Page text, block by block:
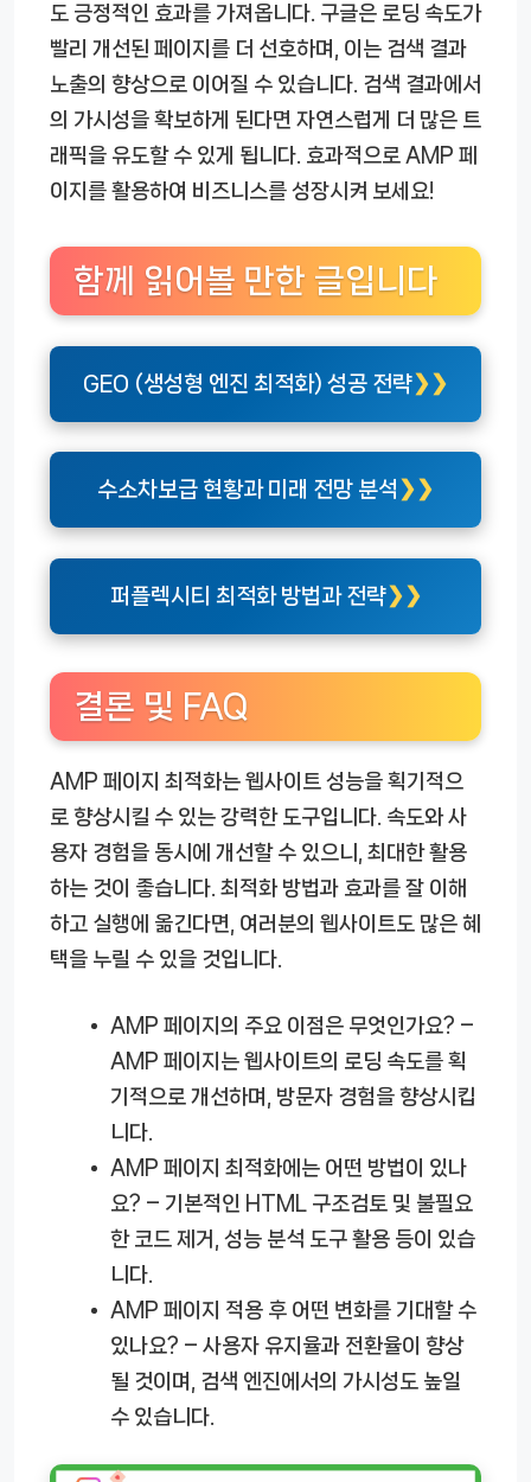
도 긍정적인 효과를 가져옵니다. 구글은 로딩 속도가
빨리 개선된 페이지를 더 선호하며, 이는 검색 결과
노출의 향상으로 이어질 수 있습니다. 검색 결과에서
의 가시성을 확보하게 된다면 자연스럽게 더 많은 트
래픽을 유도할 수 있게 됩니다. 효과적으로 AMP 페
이지를 활용하여 비즈니스를 성장시켜 보세요!
함께 읽어볼 만한 글입니다
GEO (생성형 엔진 최적화) 성공 전략
수소차보급 현황과 미래 전망 분석
퍼플렉시티 최적화 방법과 전략
결론 및 FAQ
AMP 페이지 최적화는 웹사이트 성능을 획기적으
로 향상시킬 수 있는 강력한 도구입니다. 속도와 사
용자 경험을 동시에 개선할 수 있으니, 최대한 활용
하는 것이 좋습니다. 최적화 방법과 효과를 잘 이해
하고 실행에 옮긴다면, 여러분의 웹사이트도 많은 혜
택을 누릴 수 있을 것입니다.
AMP 페이지의 주요 이점은 무엇인가요? –
AMP 페이지는 웹사이트의 로딩 속도를 획
기적으로 개선하며, 방문자 경험을 향상시킵
니다.
AMP 페이지 최적화에는 어떤 방법이 있나
요? – 기본적인 HTML 구조검토 및 불필요
한 코드 제거, 성능 분석 도구 활용 등이 있습
니다.
AMP 페이지 적용 후 어떤 변화를 기대할 수
있나요? – 사용자 유지율과 전환율이 향상
될 것이며, 검색 엔진에서의 가시성도 높일
수 있습니다.